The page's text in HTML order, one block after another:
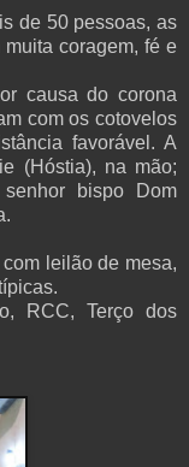
de 50 pessoas, as
coragem, fé e
causa do corona
com os cotovelos
favorável. A
(Hóstia), na mão;
bispo Dom
leilão de mesa,
RCC, Terço dos